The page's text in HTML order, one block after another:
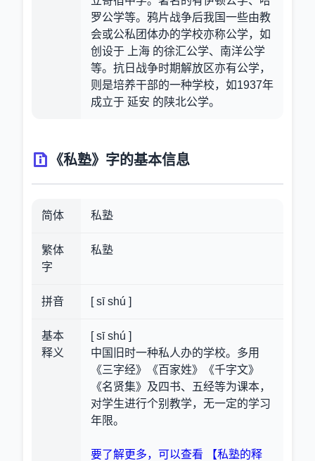
罗公学等。鸦片战争后我国一些由教
会或公私团体办的学校亦称公学，如
创设于 上海 的徐汇公学、南洋公学
等。抗日战争时期解放区亦有公学，
则是培养干部的一种学校，如1937年
成立于 延安 的陕北公学。
《私塾》字的基本信息
简体 私塾
繁体
字
私塾
拼音 [ sī shú ]
基本
释义
[ sī shú ]
中国旧时一种私人办的学校。多用
《三字经》《百家姓》《千字文》
《名贤集》及四书、五经等为课本，
对学生进行个别教学，无一定的学习
年限。
要了解更多，可以查看 【私塾的释